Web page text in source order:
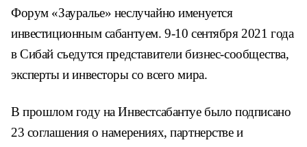
Форум «Зауралье» неслучайно именуется
инвестиционным сабантуем. 9-10 сентября 2021 года
в Сибай съедутся представители бизнес-сообщества,
эксперты и инвесторы со всего мира.
В прошлом году на Инвестсабантуе было подписано
23 соглашения о намерениях, партнерстве и